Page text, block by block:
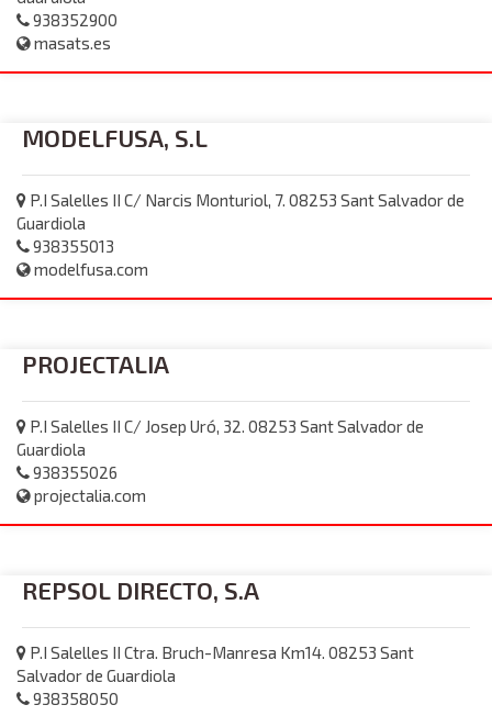
938352900
masats.es
MODELFUSA, S.L
P.I Salelles II C/ Narcis Monturiol, 7. 08253 Sant Salvador de
Guardiola
938355013
modelfusa.com
PROJECTALIA
P.I Salelles II C/ Josep Uró, 32. 08253 Sant Salvador de
Guardiola
938355026
projectalia.com
REPSOL DIRECTO, S.A
P.I Salelles II Ctra. Bruch-Manresa Km14. 08253 Sant
Salvador de Guardiola
938358050